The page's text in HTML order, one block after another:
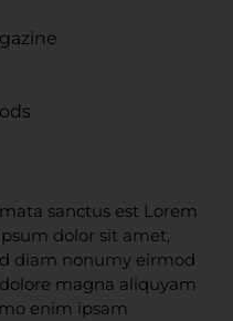
sanctus est Lorem
dolor sit amet,
diam nonumy eirmod
magna aliquyam
enim ipsam